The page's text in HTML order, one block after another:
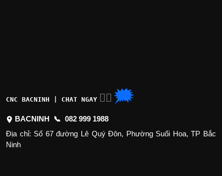
CNC BACNINH | CHAT NGAY 👉🏽 🗯
BACNINH 📞 082 999 1988
Địa chỉ: Số 67 đường Lê Quý Đôn, Phường Suối Hoa, TP Bắc
Ninh